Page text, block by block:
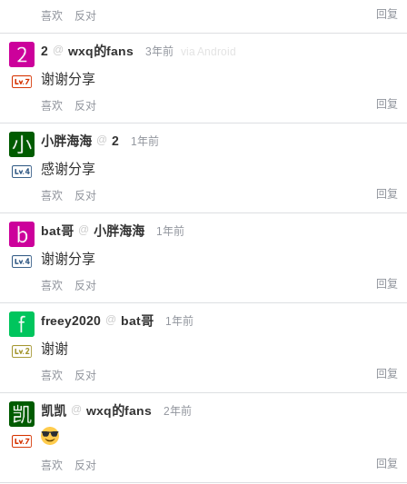
喜欢 反对 回复
2 @ wxq的fans 3年前 via Android
谢谢分享
喜欢 反对 回复
小胖海海 @ 2 1年前
感谢分享
喜欢 反对 回复
bat哥 @ 小胖海海 1年前
谢谢分享
喜欢 反对 回复
freey2020 @ bat哥 1年前
谢谢
喜欢 反对 回复
凯凯 @ wxq的fans 2年前
喜欢 反对 回复